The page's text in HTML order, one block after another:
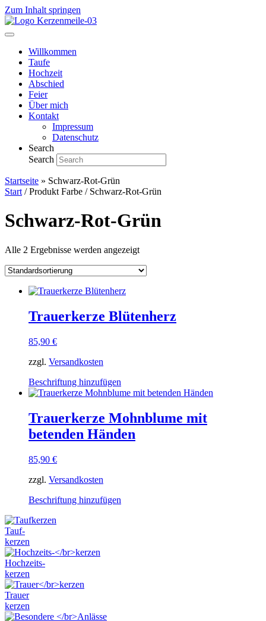
Zum Inhalt springen
Willkommen
Taufe
Hochzeit
Abschied
Feier
Über mich
Kontakt
Impressum
Datenschutz
Search
Search
Startseite » Schwarz-Rot-Grün
Start / Produkt Farbe / Schwarz-Rot-Grün
Schwarz-Rot-Grün
Alle 2 Ergebnisse werden angezeigt
Trauerkerze Blütenherz
85,90 €
zzgl. Versandkosten
Beschriftung hinzufügen
Produkt
mehrere
Varianten
auf.
Trauerkerze Mohnblume mit
betenden Händen
85,90 €
zzgl. Versandkosten
Beschriftung hinzufügen
Tauf-
kerzen
Hochzeits-
kerzen
Trauer
kerzen